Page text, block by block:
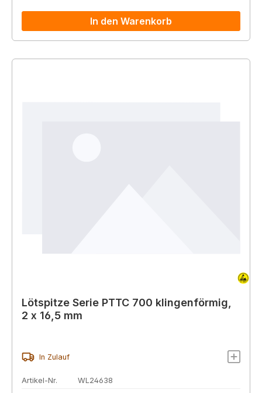
In den Warenkorb
Lötspitze Serie PTTC 700 klingenförmig,
2 x 16,5 mm
In Zulauf
Artikel-Nr.
WL24638